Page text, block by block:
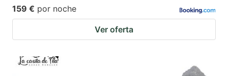
159 € por noche
Ver oferta